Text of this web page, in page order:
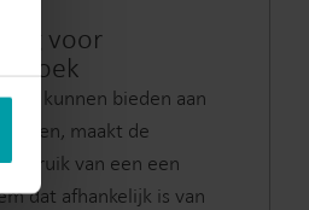
voor
te kunnen bieden aan
maakt de
van een een
dat afhankelijk is van